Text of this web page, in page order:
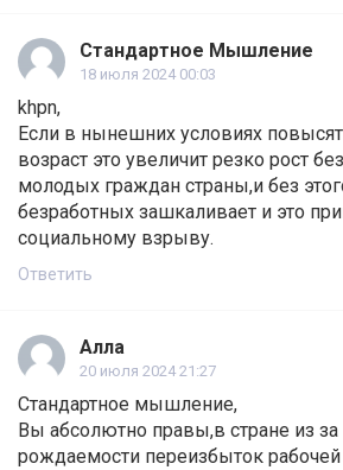
Стандартное Мышление
18 июля 2024 00:03
khpn,
Если в нынешних условиях
возраст это увеличит резко рост
молодых граждан страны,и без
безработных зашкаливает и это
социальному взрыву.
Ответить
Алла
20 июля 2024 21:27
Стандартное мышление,
Вы абсолютно правы,в стране из
рождаемости переизбыток